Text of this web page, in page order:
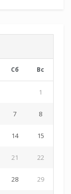
Сб Вс
1
7 8
14 15
21 22
28 29